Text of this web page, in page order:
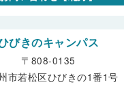
びきのキャンパス
〒808-0135
市若松区ひびきの1番1号